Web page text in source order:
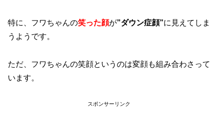
特に、フワちゃんの笑った顔が”ダウン症顔”に見えてしま
うようです。
ただ、フワちゃんの笑顔というのは変顔も組み合わさって
います。
スポンサーリンク